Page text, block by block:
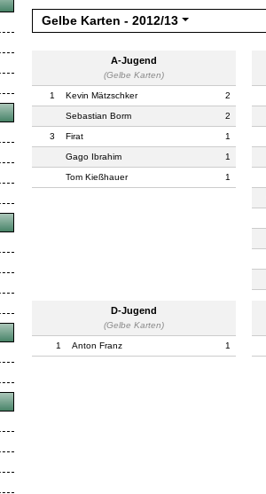
Gelbe Karten - 2012/13
A-Jugend
(Gelbe Karten)
1 Kevin Mätzschker 2
Sebastian Borm 2
3 Firat 1
Gago Ibrahim 1
Tom Kießhauer 1
D-Jugend
(Gelbe Karten)
1 Anton Franz 1